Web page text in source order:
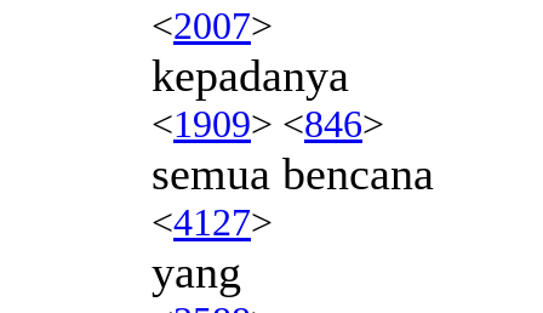
<2007>
kepadanya
<1909> <846>
semua bencana
<4127>
yang